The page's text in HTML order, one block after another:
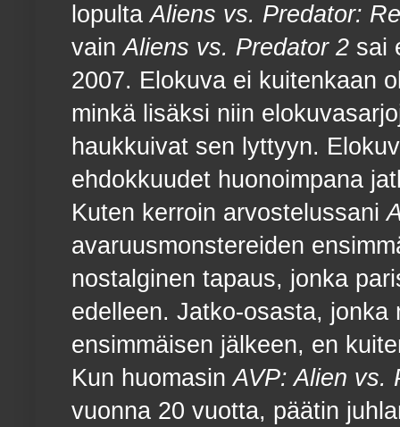
lopultaAliens vs. Predator:
vainAliens vs. Predator 2 sai
2007. Elokuva ei kuitenkaan
minkä lisäksi niin
haukkuivat sen lyttyyn.
ehdokkuudet huonoimpana
Kuten kerroin arvostelussani
avaruusmonstereiden
nostalginen tapaus, jonka
edelleen. Jatko-osasta, jonka
ensimmäisen jälkeen, en
Kun huomasinAVP: Alien vs.
vuonna 20 vuotta, päätin